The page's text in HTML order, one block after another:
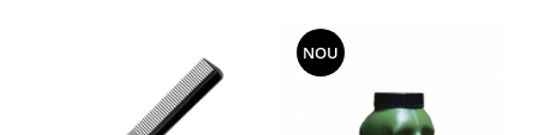
NOU